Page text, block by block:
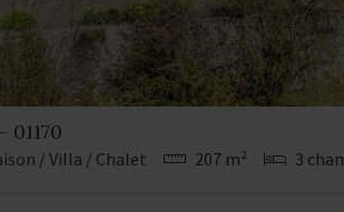
01170
/ Villa / Chalet 207 m² 3